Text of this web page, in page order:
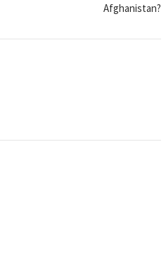
Afghanistan?